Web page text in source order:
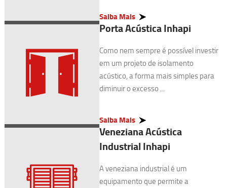
Saiba Mais
Porta Acústica Inhapi
Como nem sempre é possível investir
em um projeto de isolamento
acústico, a forma mais simples para
diminuir o excesso ...
Saiba Mais
Veneziana Acústica
Industrial Inhapi
A veneziana industrial é um
equipamento que permite a